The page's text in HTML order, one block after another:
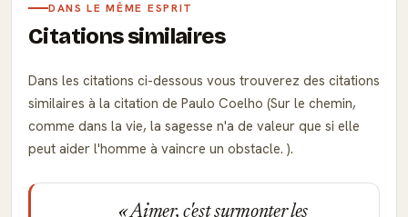
DANS LE MÊME ESPRIT
Citations similaires
Dans les citations ci-dessous vous trouverez des citations
similaires à la citation de Paulo Coelho (Sur le chemin,
comme dans la vie, la sagesse n'a de valeur que si elle
peut aider l'homme à vaincre un obstacle. ).
Aimer, c'est surmonter les